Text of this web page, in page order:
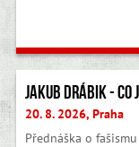
Jakub Drábik - Co
20. 8. 2026, Praha
Přednáška o